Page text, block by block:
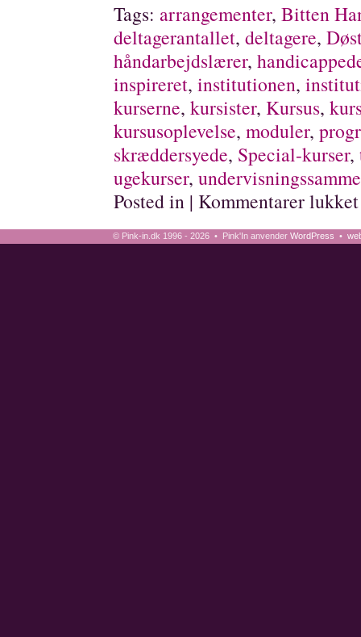
Tags: arrangementer, Bitten
deltagerantallet, deltagere,
håndarbejdslærer,
inspireret, institutionen,
kurserne, kursister, Kursus,
kursusoplevelse, moduler,
skræddersyede, Special-kurser,
ugekurser,
Posted in | Kommentarer lukket
© Pink-in.dk 1996 - 2026 • Pink'In anvender WordPress •